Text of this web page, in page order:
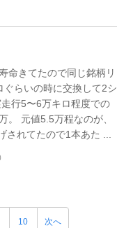
命きてたので同じ銘柄リ
らいの時に交換して2シ
行5〜6万キロ程度での
。 元値5.5万程なのが、
されてたので1本あた ...
10 次へ